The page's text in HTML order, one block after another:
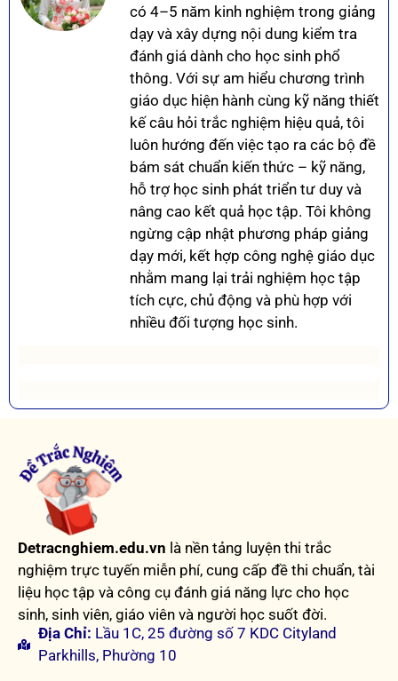
có 4–5 năm kinh nghiệm trong giảng
dạy và xây dựng nội dung kiểm tra
đánh giá dành cho học sinh phổ
thông. Với sự am hiểu chương trình
giáo dục hiện hành cùng kỹ năng thiết
kế câu hỏi trắc nghiệm hiệu quả, tôi
luôn hướng đến việc tạo ra các bộ đề
bám sát chuẩn kiến thức – kỹ năng,
hỗ trợ học sinh phát triển tư duy và
nâng cao kết quả học tập. Tôi không
ngừng cập nhật phương pháp giảng
dạy mới, kết hợp công nghệ giáo dục
nhằm mang lại trải nghiệm học tập
tích cực, chủ động và phù hợp với
nhiều đối tượng học sinh.
Detracnghiem.edu.vn là nền tảng luyện thi trắc
nghiệm trực tuyến miễn phí, cung cấp đề thi chuẩn, tài
liệu học tập và công cụ đánh giá năng lực cho học
sinh, sinh viên, giáo viên và người học suốt đời.
Địa Chỉ: Lầu 1C, 25 đường số 7 KDC Cityland
Parkhills, Phường 10